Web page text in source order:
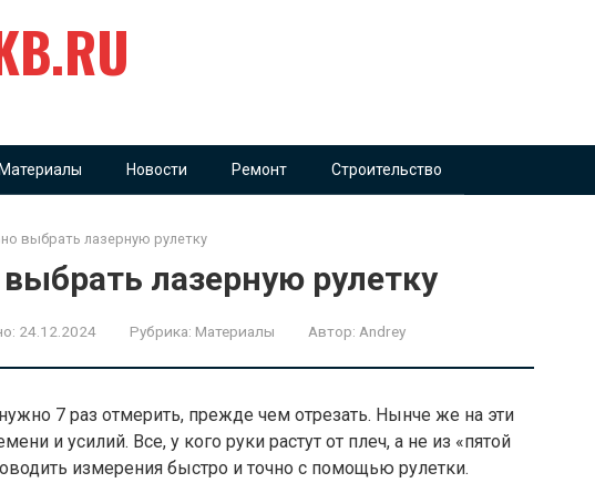
Материалы Новости Ремонт Строительство
выбрать лазерную рулетку
лазерную рулетку
24.12.2024 Рубрика: Материалы Автор: Andrey
нужно 7 раз отмерить, прежде чем отрезать. Нынче же на эти
и усилий. Все, у кого руки растут от плеч, а не из «пятой
измерения быстро и точно с помощью рулетки.